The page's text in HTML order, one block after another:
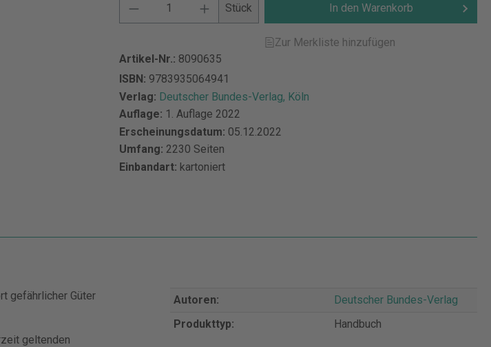
Stück In den Warenkorb
Zur Merkliste hinzufügen
Artikel-Nr.: 8090635
ISBN: 9783935064941
Verlag: Deutscher Bundes-Verlag, Köln
Auflage: 1. Auflage 2022
Erscheinungsdatum: 05.12.2022
Umfang: 2230 Seiten
Einbandart: kartoniert
gefährlicher Güter
geltenden
Autoren:
Deutscher Bundes-Verlag
Produkttyp:
Handbuch